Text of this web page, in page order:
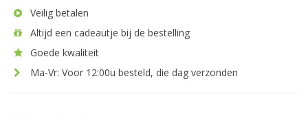
Veilig betalen
Altijd een cadeautje bij de bestelling
Goede kwaliteit
Ma-Vr: Voor 12:00u besteld, die dag verzonden